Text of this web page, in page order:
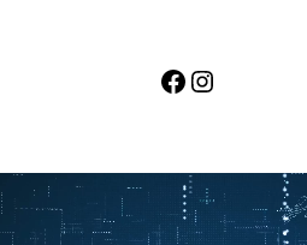
Facebook
Instagram